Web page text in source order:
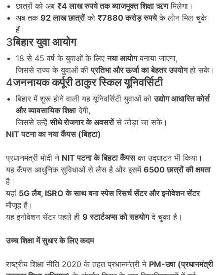
छात्रों को अब ₹4लाख रुपये तक ब्याजमुक्त शिक्षा ऋणमिलेगा।
अब तक 92लाख छात्रोंको ₹7880करोड़ रुपयेके लोन मिल चुके
हैं।
3बिहार युवा आयोग
18 से 45 वर्ष के युवाओं के लिएनया आयोगबनाया जाएगा,
जिससे राज्य के युवाओं कीप्रतिभा और ऊर्जा का बेहतर उपयोगहो सके।
4जननायक कर्पूरी ठाकुर स्किल यूनिवर्सिटी
बिहार में शुरू होने वाली यह यूनिवर्सिटी युवाओं कोउद्योग आधारित कोर्स
और व्यावसायिक शिक्षादेगी,
जिससे उन्हेंसीधे रोजगार के अवसरोंसे जोड़ा जा सके।
NITपटना का नया कैंपस (बिहटा)
प्रधानमंत्री मोदी ने NITपटना के बिहटा कैंपसका उद्घाटन भी किया।
यह कैंपस आधुनिक सुविधाओं से लैस है और इसमें 6500छात्रों की क्षमता
है।
यहां 5Gलैब, ISROके साथ बना स्पेस रिसर्च सेंटर और इनोवेशन सेंटर
मौजूद है।
यह इनोवेशन सेंटर पहले ही 9स्टार्टअप्स को सहयोगदे चुका है।
उच्च शिक्षा में सुधार के लिए कदम
राष्ट्रीय शिक्षा नीति 2020 के तहत प्रधानमंत्री ने PM-उषा (प्रधानमंत्री